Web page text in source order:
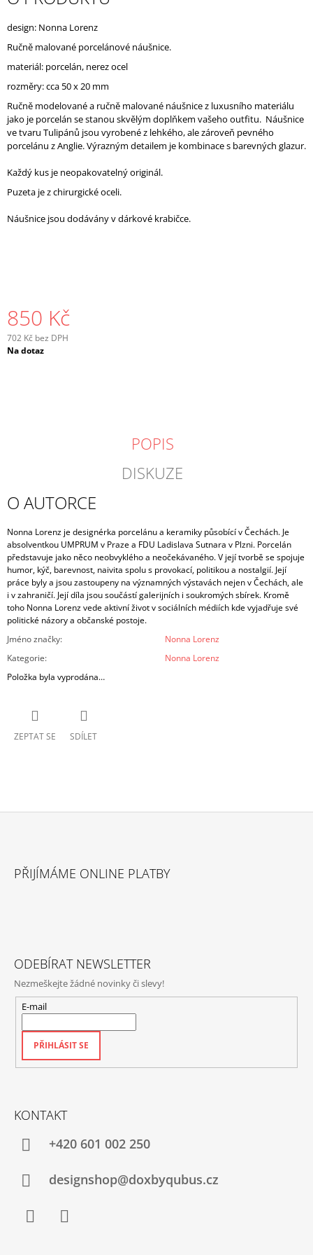
design: Nonna Lorenz
Ručně malované porcelánové náušnice.
materiál: porcelán, nerez ocel
rozměry: cca 50 x 20 mm
Ručně modelované a ručně malované náušnice z luxusního materiálu
jako je porcelán se stanou skvělým doplňkem vašeho outfitu. Náušnice
ve tvaru Tulipánů jsou vyrobené z lehkého, ale zároveň pevného
porcelánu z Anglie. Výrazným detailem je kombinace s barevných glazur.
Každý kus je neopakovatelný originál.
Puzeta je z chirurgické oceli.
Náušnice jsou dodávány v dárkové krabičce.
850 Kč
702 Kč bez DPH
Měrná
Na dotaz
POPIS
DISKUZE
O AUTORCE
Nonna Lorenz je designérka porcelánu a keramiky působící v Čechách. Je
absolventkou UMPRUM v Praze a FDU Ladislava Sutnara v Plzni. Porcelán
představuje jako něco neobvyklého a neočekávaného. V její tvorbě se spojuje
humor, kýč, barevnost, naivita spolu s provokací, politikou a nostalgií. Její
práce byly a jsou zastoupeny na významných výstavách nejen v Čechách, ale
i v zahraničí. Její díla jsou součástí galerijních i soukromých sbírek. Kromě
toho Nonna Lorenz vede aktivní život v sociálních médiích kde vyjadřuje své
politické názory a občanské postoje.
Jméno značky:
Nonna Lorenz
Kategorie:
Nonna Lorenz
Položka byla vyprodána…
ZEPTAT SE SDÍLET
E
M
E
PŘIJÍMÁME ONLINE PLATBY
ODEBÍRAT NEWSLETTER
Nezmeškejte žádné novinky či slevy!
E-mail
PŘIHLÁSIT SE
KONTAKT
+420‭ 601 002 250
designshop@doxbyqubus.cz